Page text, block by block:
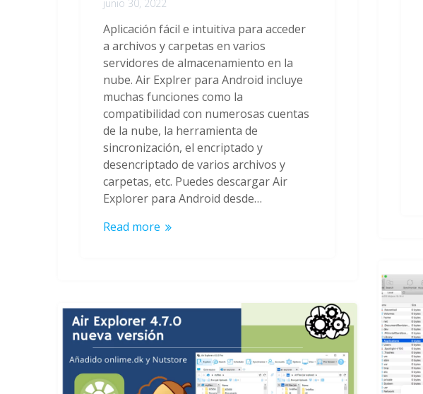
junio 30, 2022
Aplicación fácil e intuitiva para acceder
a archivos y carpetas en varios
servidores de almacenamiento en la
nube. Air Explrer para Android incluye
muchas funciones como la
compatibilidad con numerosas cuentas
de la nube, la herramienta de
sincronización, el encriptado y
desencriptado de varios archivos y
carpetas, etc. Puedes descargar Air
Explorer para Android desde…
Read more